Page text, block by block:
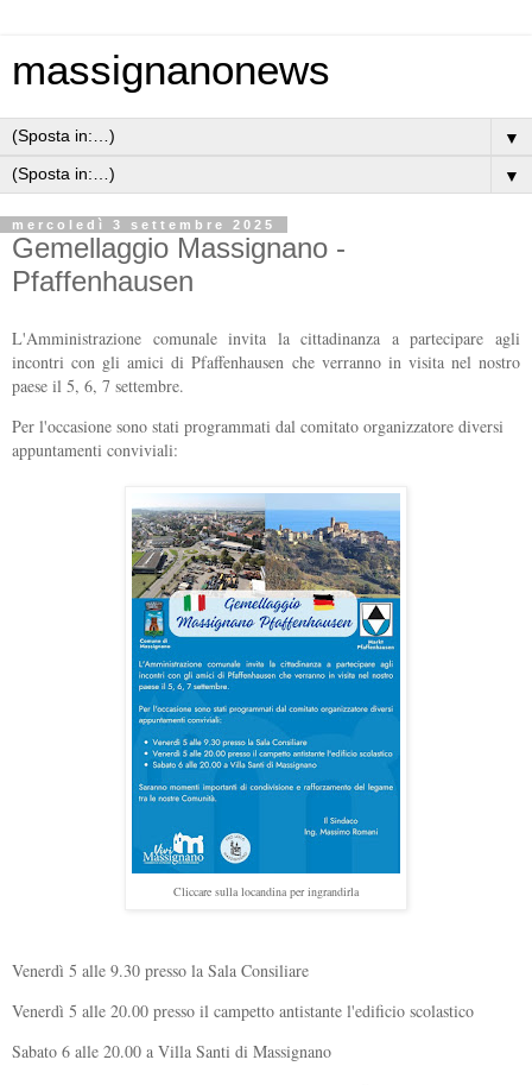
massignanonews
▼
▼
mercoledì 3 settembre 2025
Gemellaggio Massignano -
Pfaffenhausen
L'Amministrazione comunale invita la cittadinanza a partecipare agli
incontri con gli amici di Pfaffenhausen che verranno in visita nel nostro
paese il 5, 6, 7 settembre.
Per l'occasione sono stati programmati dal comitato organizzatore diversi
appuntamenti conviviali:
Cliccare sulla locandina per ingrandirla
Venerdì 5 alle 9.30 presso la Sala Consiliare
Venerdì 5 alle 20.00 presso il campetto antistante l'edificio scolastico
Sabato 6 alle 20.00 a Villa Santi di Massignano